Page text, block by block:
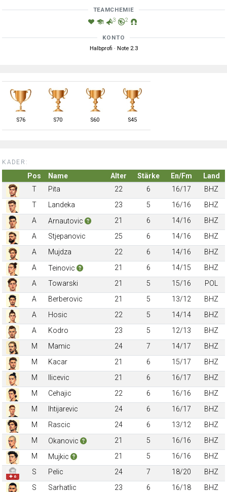
TEAMCHEMIE
3 2
KONTO
Halbprofi · Note 2.3
S76 S70 S60 S45
KADER:
Pos Name Alter Stärke En/Fm
Land
T
Pita 22 6 16/17
BHZ
T
Landeka 23 5 16/16
BHZ
A
Arnautovic 21 6 14/16
BHZ
A
Stjepanovic 25 6 14/16
BHZ
A
Mujdza 22 6 14/16
BHZ
A
Teinovic 21 6 14/15
BHZ
A
Towarski 21 5 15/16
POL
A
Berberovic 21 5 13/12
BHZ
A
Hosic 22 5 14/14
BHZ
A
Kodro 23 5 12/13
BHZ
M
Mamic 24 7 14/17
BHZ
M
Kacar 21 6 15/17
BHZ
M
Ilicevic 21 6 16/17
BHZ
M
Cehajic 22 6 16/16
BHZ
M
Ihtijarevic 24 6 16/17
BHZ
M
Rascic 24 6 13/12
BHZ
M
Okanovic 21 5 16/16
BHZ
M
Mujkic 21 5 16/16 BHZ
✚ 6
S Pelic 24 7 18/20
BHZ
S
Sarhatlic 23 6 16/18
BHZ